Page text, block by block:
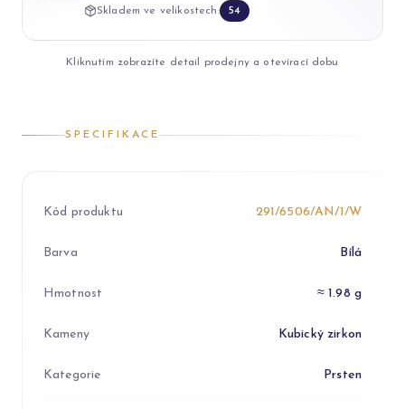
Skladem ve velikostech: 54
Kliknutím zobrazíte detail prodejny a otevírací dobu
SPECIFIKACE
Kód produktu 291/6506/AN/1/W
Barva Bílá
Hmotnost ≈ 1.98 g
Kameny Kubický zirkon
Kategorie Prsten